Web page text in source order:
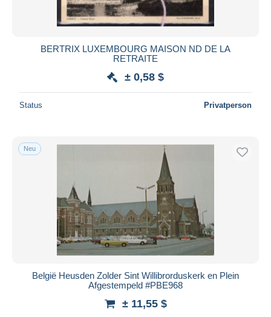
BERTRIX LUXEMBOURG MAISON ND DE LA
RETRAITE
± 0,58 $
Status Privatperson
Neu
België Heusden Zolder Sint Willibrorduskerk en Plein
Afgestempeld #PBE968
± 11,55 $